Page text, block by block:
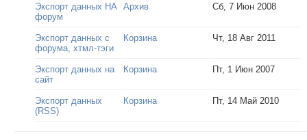
Экспорт данных НА
форум
Архив Сб, 7 Июн 2008
Экспорт данных с
форума, хтмл-тэги
Корзина Чт, 18 Авг 2011
Экспорт данных на
сайт
Корзина Пт, 1 Июн 2007
Экспорт данных
(RSS)
Корзина Пт, 14 Май 2010